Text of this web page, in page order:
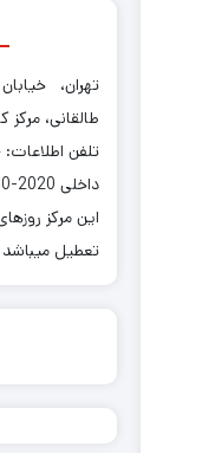
تهران،
طالقانی، مرکز
تلفن اطلاعات: 88898484-888065521
داخلی 2020-3030
این مرکز
تعطیل میباشد